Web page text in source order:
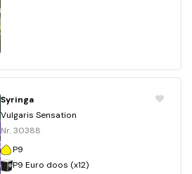
Syringa
Vulgaris Sensation
Nr. 30388
P9
P9 Euro doos (x12)